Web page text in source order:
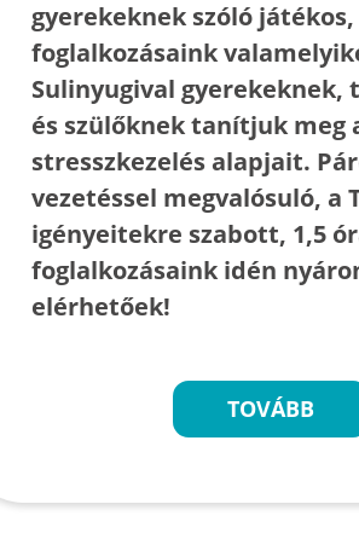
gyerekeknek szóló
foglalkozásaink
Sulinyugival gyerekeknek,
és szülőknek tanítjuk meg
stresszkezelés alapjait.
vezetéssel megvalósuló, a
igényeitekre szabott, 1,5
foglalkozásaink idén
elérhetőek!
TOVÁBB